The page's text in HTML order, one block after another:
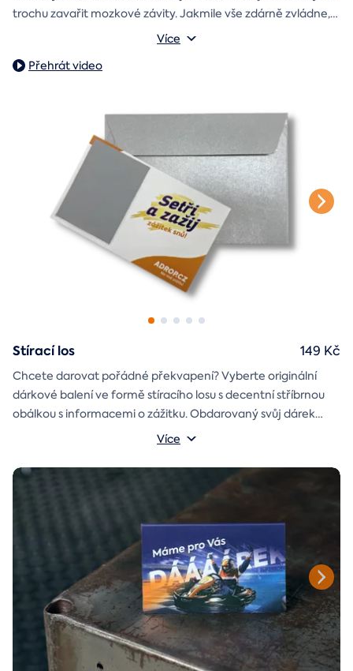
trochu zavařit mozkové závity. Jakmile vše zdárně zvládne,
objeví poukaz na zážitek i s vaším věnováním.
Vnější rozměry: 15,5 x 8,5 x 5 cm
Více
Přehrát video
Stírací los
Chcete darovat pořádné překvapení? Vyberte originální
dárkové balení ve formě stíracího losu s decentní stříbrnou
obálkou s informacemi o zážitku. Obdarovaný svůj dárek
objeví až po chvilce napětí během stírání. Jedno je jisté, u nás
Více
149 Kč